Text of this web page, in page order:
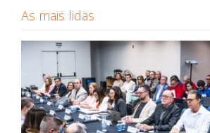
As mais lidas